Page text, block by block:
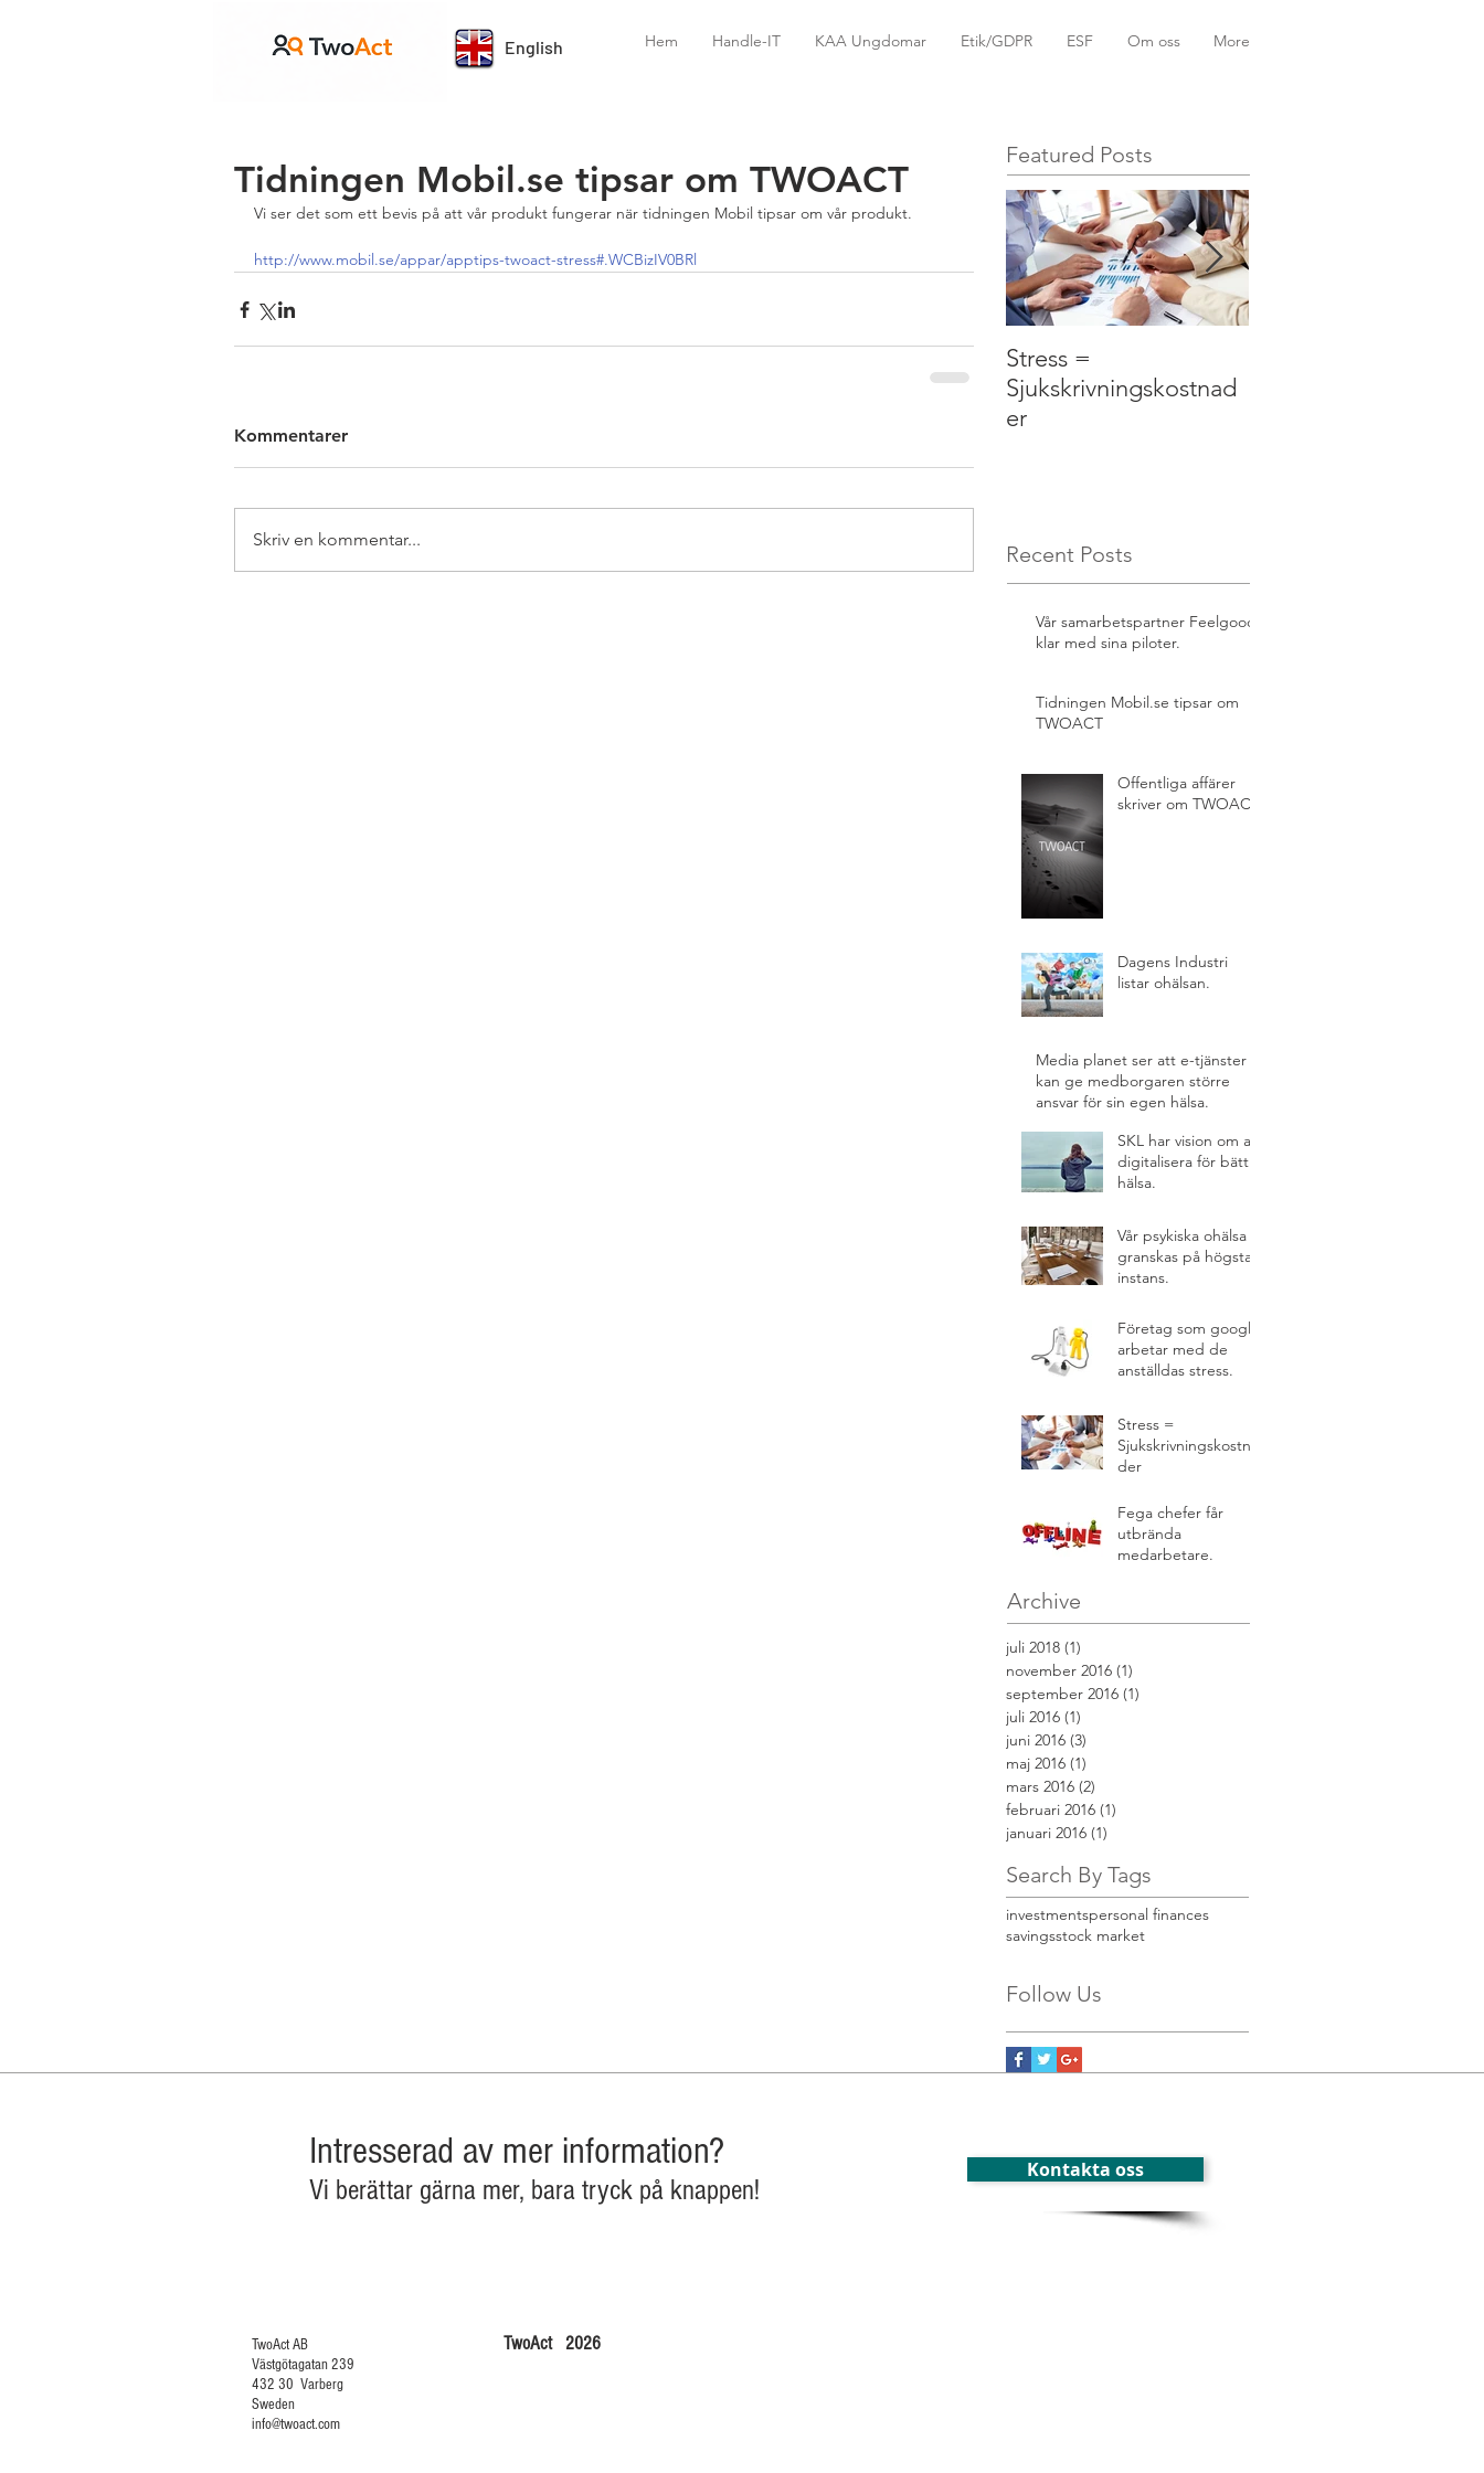
English Hem Handle-IT KAA Ungdomar Etik/GDPR ESF Om oss More
Tidningen Mobil.se tipsar om TWOACT
Vi ser det som ett bevis på att vår produkt fungerar när tidningen Mobil tipsar om vår produkt.
http://www.mobil.se/appar/apptips-twoact-stress#.WCBizIV0BRl
Kommentarer
Skriv en kommentar...
Featured Posts
Stress =
Sjukskrivningskostnad
er
Recent Posts
Vår samarbetspartner Feelgood
klar med sina piloter.
Tidningen Mobil.se tipsar om
TWOACT
Offentliga affärer
skriver om TWOACT.
Dagens Industri
listar ohälsan.
Media planet ser att e-tjänster
kan ge medborgaren större
ansvar för sin egen hälsa.
SKL har vision om att
digitalisera för bättre
hälsa.
Vår psykiska ohälsa
granskas på högsta
instans.
Företag som google
arbetar med de
anställdas stress.
Stress =
Sjukskrivningskostna
der
Fega chefer får
utbrända
medarbetare.
Archive
juli 2018 (1)
november 2016 (1)
september 2016 (1)
juli 2016 (1)
juni 2016 (3)
maj 2016 (1)
mars 2016 (2)
februari 2016 (1)
januari 2016 (1)
Search By Tags
investmentspersonal finances
savingsstock market
Follow Us
Intresserad av mer information?
Vi berättar gärna mer, bara tryck på knappen!
Kontakta oss
TwoAct AB TwoAct 2026
Västgötagatan 239
432 30 Varberg
Sweden
info@twoact.com